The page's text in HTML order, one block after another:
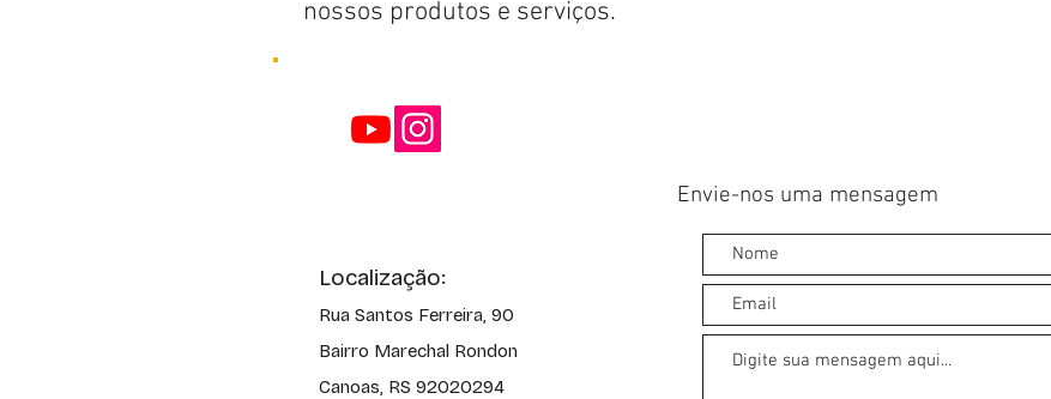
Envie-nos uma mensagem
Localização:
Rua Santos Ferreira, 90
Bairro Marechal Rondon
Canoas, RS 92020294
nossos produtos e serviços.